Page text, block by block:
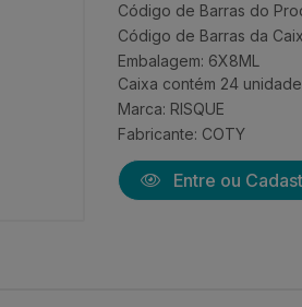
Código de Barras do
Código de Barras da
Embalagem: 6X8ML
Caixa contém 24
Marca: RISQUE
Fabricante: COTY
Entre ou